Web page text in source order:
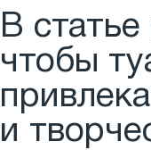
В
чтобы
и